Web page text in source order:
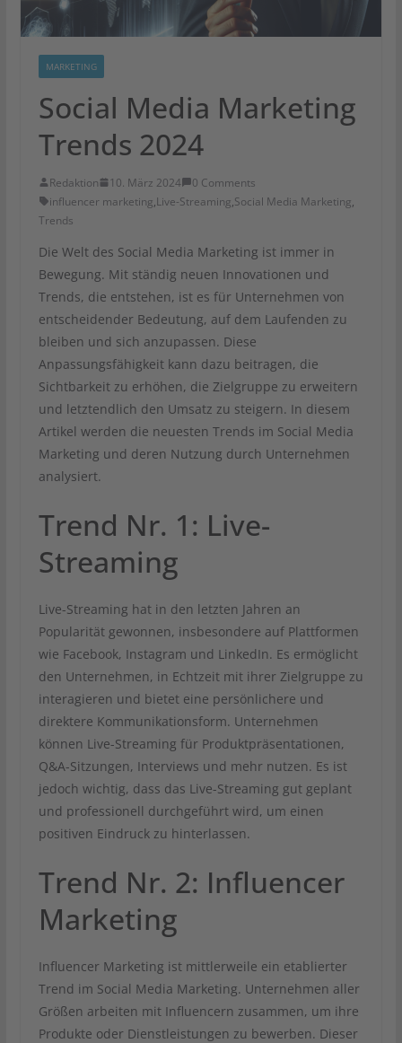
MARKETING
Social Media Marketing
Trends 2024
Redaktion 10. März 2024
0 Comments
influencer marketing,Live-Streaming,Social Media Marketing,
Trends
Die Welt des Social Media Marketing ist immer in
Bewegung. Mit ständig neuen Innovationen und
Trends, die entstehen, ist es für Unternehmen von
entscheidender Bedeutung, auf dem Laufenden zu
bleiben und sich anzupassen. Diese
Anpassungsfähigkeit kann dazu beitragen, die
Sichtbarkeit zu erhöhen, die Zielgruppe zu erweitern
und letztendlich den Umsatz zu steigern. In diesem
Artikel werden die neuesten Trends im Social Media
Marketing und deren Nutzung durch Unternehmen
analysiert.
Trend Nr. 1: Live-
Streaming
Live-Streaming hat in den letzten Jahren an
Popularität gewonnen, insbesondere auf Plattformen
wie Facebook, Instagram und LinkedIn. Es ermöglicht
den Unternehmen, in Echtzeit mit ihrer Zielgruppe zu
interagieren und bietet eine persönlichere und
direktere Kommunikationsform. Unternehmen
können Live-Streaming für Produktpräsentationen,
Q&A-Sitzungen, Interviews und mehr nutzen. Es ist
jedoch wichtig, dass das Live-Streaming gut geplant
und professionell durchgeführt wird, um einen
positiven Eindruck zu hinterlassen.
Trend Nr. 2: Influencer
Marketing
Influencer Marketing ist mittlerweile ein etablierter
Trend im Social Media Marketing. Unternehmen aller
Größen arbeiten mit Influencern zusammen, um ihre
Produkte oder Dienstleistungen zu bewerben. Dieser